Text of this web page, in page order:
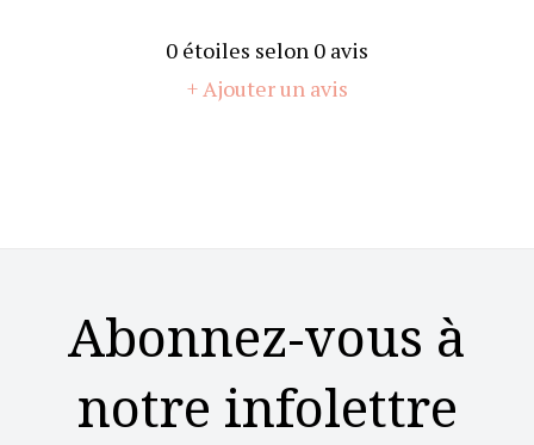
0 étoiles selon 0 avis
+ Ajouter un avis
Abonnez-vous à
notre infolettre